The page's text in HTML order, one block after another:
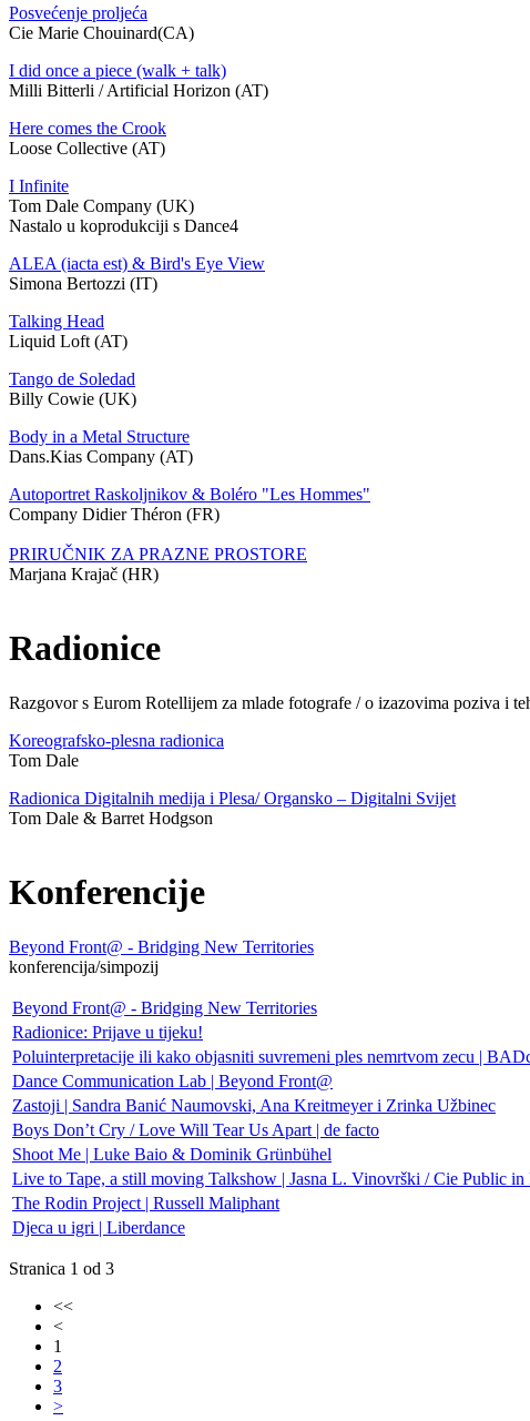
Posvećenje proljeća
Cie Marie Chouinard(CA)
I did once a piece (walk + talk)
Milli Bitterli / Artificial Horizon (AT)
Here comes the Crook
Loose Collective (AT)
I Infinite
Tom Dale Company (UK)
Nastalo u koprodukciji s Dance4
ALEA (iacta est) & Bird's Eye View
Simona Bertozzi (IT)
Talking Head
Liquid Loft (AT)
Tango de Soledad
Billy Cowie (UK)
Body in a Metal Structure
Dans.Kias Company (AT)
Autoportret Raskoljnikov & Boléro "Les Hommes"
Company Didier Théron (FR)
PRIRUČNIK ZA PRAZNE PROSTORE
Marjana Krajač (HR)
Radionice
Razgovor s Eurom Rotellijem za mlade fotografe / o izazovima poziva i
Koreografsko-plesna radionica
Tom Dale
Radionica Digitalnih medija i Plesa/ Organsko – Digitalni Svijet
Tom Dale & Barret Hodgson
Konferencije
Beyond Front@ - Bridging New Territories
konferencija/simpozij
Beyond Front@ - Bridging New Territories
Radionice: Prijave u tijeku!
Poluinterpretacije ili kako objasniti suvremeni ples nemrtvom zecu |
Dance Communication Lab | Beyond Front@
Zastoji | Sandra Banić Naumovski, Ana Kreitmeyer i Zrinka Užbinec
Boys Don’t Cry / Love Will Tear Us Apart | de facto
Shoot Me | Luke Baio & Dominik Grünbühel
Live to Tape, a still moving Talkshow | Jasna L. Vinovrški / Cie Public in
The Rodin Project | Russell Maliphant
Djeca u igri | Liberdance
Stranica 1 od 3
<<
<
1
2
3
>